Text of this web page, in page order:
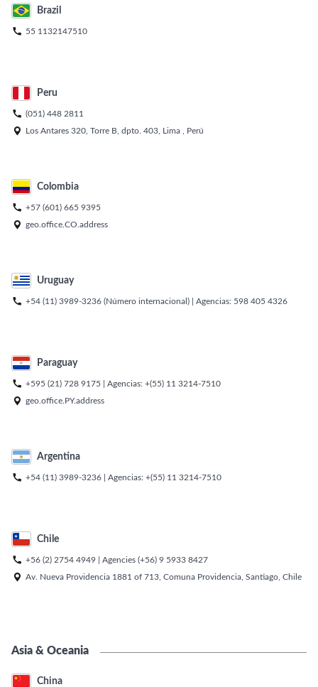
Brazil
 55 1132147510
Peru
 (051) 448 2811
 Los Antares 320, Torre B, dpto. 403, Lima , Perú
Colombia
 +57 (601) 665 9395
 geo.office.CO.address
Uruguay
 +54 (11) 3989-3236 (Número internacional) | Agencias: 598 405 4326
Paraguay
 +595 (21) 728 9175 | Agencias: +(55) 11 3214-7510
 geo.office.PY.address
Argentina
 +54 (11) 3989-3236 | Agencias: +(55) 11 3214-7510
Chile
 +56 (2) 2754 4949 | Agencies (+56) 9 5933 8427
 Av. Nueva Providencia 1881 of 713, Comuna Providencia, Santiago, Chile
Asia & Oceania
China